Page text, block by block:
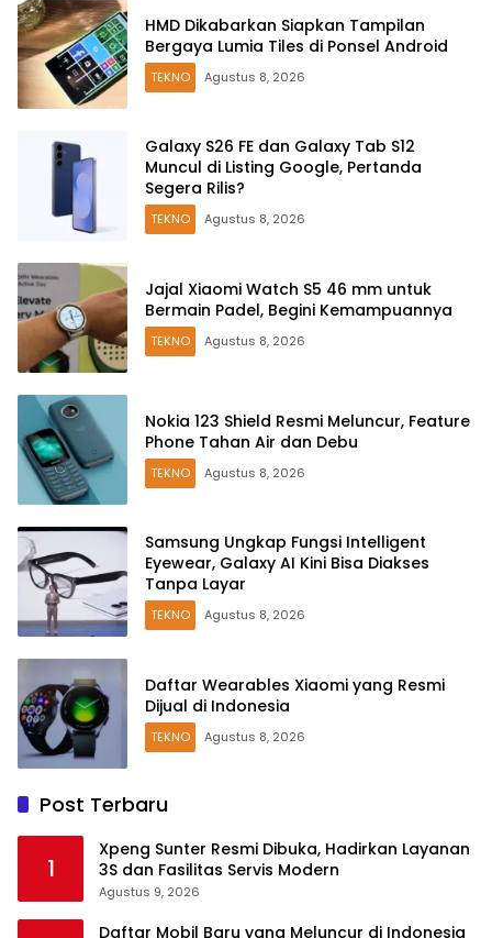
HMD Dikabarkan Siapkan Tampilan
Bergaya Lumia Tiles di Ponsel Android
TEKNO Agustus 8, 2026
Galaxy S26 FE dan Galaxy Tab S12
Muncul di Listing Google, Pertanda
Segera Rilis?
TEKNO Agustus 8, 2026
Jajal Xiaomi Watch S5 46 mm untuk
Bermain Padel, Begini Kemampuannya
TEKNO Agustus 8, 2026
Nokia 123 Shield Resmi Meluncur, Feature
Phone Tahan Air dan Debu
TEKNO Agustus 8, 2026
Samsung Ungkap Fungsi Intelligent
Eyewear, Galaxy AI Kini Bisa Diakses
Tanpa Layar
TEKNO Agustus 8, 2026
Daftar Wearables Xiaomi yang Resmi
Dijual di Indonesia
TEKNO Agustus 8, 2026
Post Terbaru
1
Xpeng Sunter Resmi Dibuka, Hadirkan Layanan
3S dan Fasilitas Servis Modern
Agustus 9, 2026
Daftar Mobil Baru yang Meluncur di Indonesia